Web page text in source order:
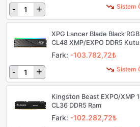
Sistem
- +
Sistem
XPG Lancer Blade Black
CL48 XMP/EXPO DDR5
Fark: -103.782,72₺
- +
Kingston Beast EXPO/XMP
CL36 DDR5 Ram
Fark: -102.282,72₺